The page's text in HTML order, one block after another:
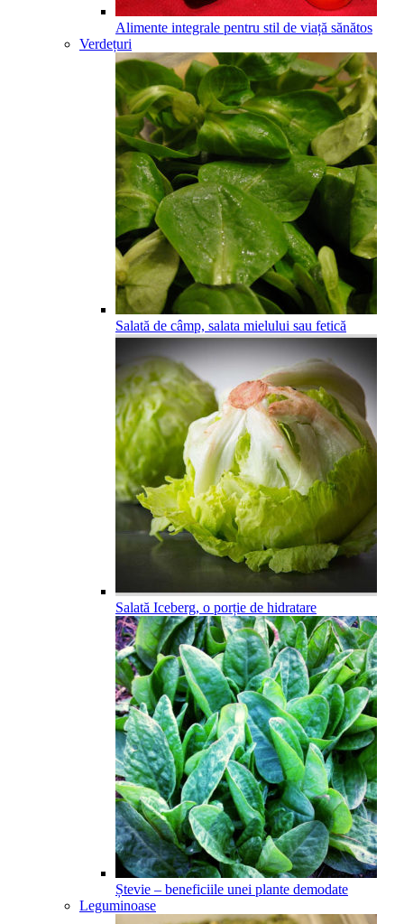
Alimente integrale pentru stil de viață sănătos
Verdețuri
Salată de câmp, salata mielului sau fetică
Salată Iceberg, o porție de hidratare
Ștevie – beneficiile unei plante demodate
Leguminoase